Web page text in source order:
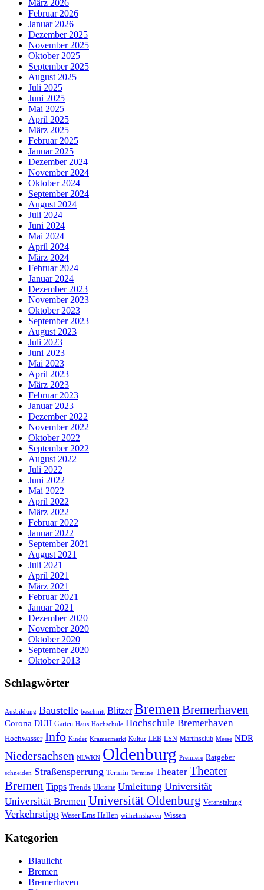
März 2026
Februar 2026
Januar 2026
Dezember 2025
November 2025
Oktober 2025
September 2025
August 2025
Juli 2025
Juni 2025
Mai 2025
April 2025
März 2025
Februar 2025
Januar 2025
Dezember 2024
November 2024
Oktober 2024
September 2024
August 2024
Juli 2024
Juni 2024
Mai 2024
April 2024
März 2024
Februar 2024
Januar 2024
Dezember 2023
November 2023
Oktober 2023
September 2023
August 2023
Juli 2023
Juni 2023
Mai 2023
April 2023
März 2023
Februar 2023
Januar 2023
Dezember 2022
November 2022
Oktober 2022
September 2022
August 2022
Juli 2022
Juni 2022
Mai 2022
April 2022
März 2022
Februar 2022
Januar 2022
September 2021
August 2021
Juli 2021
April 2021
März 2021
Februar 2021
Januar 2021
Dezember 2020
November 2020
Oktober 2020
September 2020
Oktober 2013
Schlagwörter
Ausbildung Baustelle beschnitt Blitzer Bremen Bremerhaven
Corona DUH Garten Haus Hochschule Hochschule Bremerhaven
Hochwasser Info Kinder Kramermarkt Kultur LEB LSN Martinsclub Messe NDR
Niedersachsen NLWKN Oldenburg Premiere Ratgeber
schneiden Straßensperrung Termin Termine Theater Theater
Bremen Tipps Trends Ukraine Umleitung Universität
Universität Bremen Universität Oldenburg Veranstaltung
Verkehrstipp Weser Ems Hallen wilhelmshaven Wissen
Kategorien
Blaulicht
Bremen
Bremerhaven